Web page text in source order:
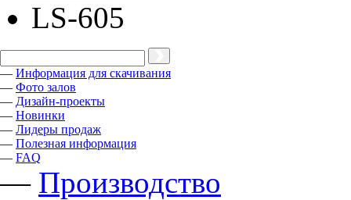
LS-605
— Информация для скачивания
— Фото залов
— Дизайн-проекты
— Новинки
— Лидеры продаж
— Полезная информация
— FAQ
— Производство